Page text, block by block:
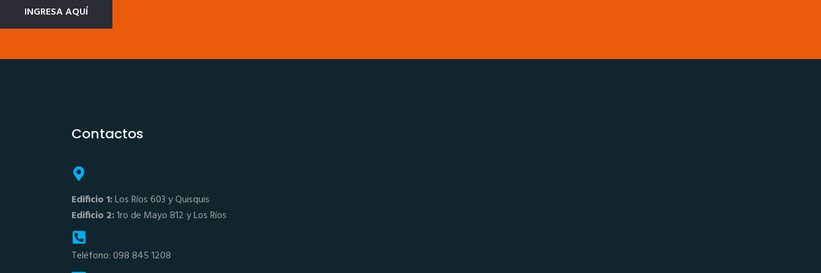
INGRESA AQUÍ
Contactos
Edificio 1:Los Ríos 603 y Quisquis
Edificio 2:1ro de Mayo 812 y Los Ríos
Teléfono: 098 845 1208